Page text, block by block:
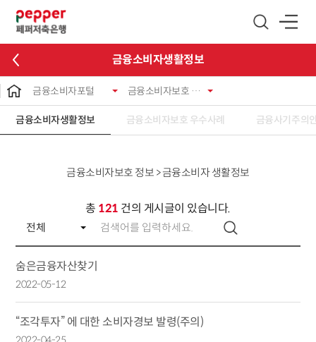
금융소비자생활정보
금융소비자포털 금융소비자보호 정보
금융소비자생활정보 금융소비자보호 우수사례 금융사기주의
금융소비자보호 정보 > 금융소비자 생활정보
총 121 건의 게시글이 있습니다.
숨은금융자산찾기
2022-05-12
“조각투자” 에 대한 소비자경보 발령(주의)